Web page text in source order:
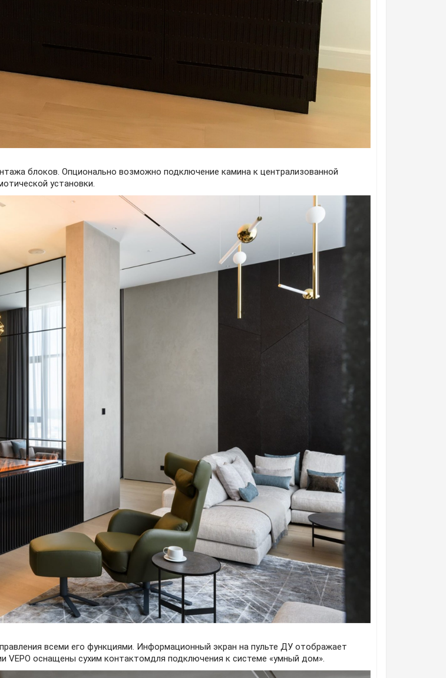
блоков. Опционально возможно подключение камина к централизованной
установки.
всеми его функциями. Информационный экран на пульте ДУ отображает
оснащены сухим контактомдля подключения к системе «умный дом».